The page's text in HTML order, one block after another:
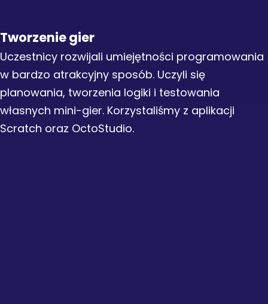
Tworzenie gier
Uczestnicy rozwijali umiejętności programowania
w bardzo atrakcyjny sposób. Uczyli się
planowania, tworzenia logiki i testowania
własnych mini-gier. Korzystaliśmy z aplikacji
Scratch oraz OctoStudio.